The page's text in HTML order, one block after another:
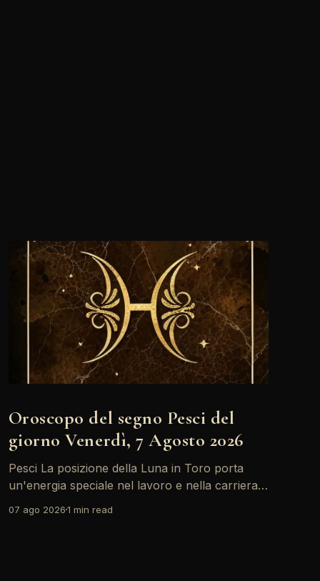
Oroscopo del segno Pesci del
giorno Venerdì, 7 Agosto 2026
Pesci La posizione della Luna in Toro porta
un'energia speciale nel lavoro e nella carriera.
Coeli, ci sono buone opportunità per brillare e
07 ago 20261 min read